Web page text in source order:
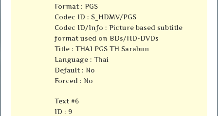
Format : PGS
Codec ID : S_HDMV/PGS
Codec ID/Info : Picture based subtitle
format used on BDs/HD-DVDs
Title : THAI PGS TH Sarabun
Language : Thai
Default : No
Forced : No
Text #6
ID : 9